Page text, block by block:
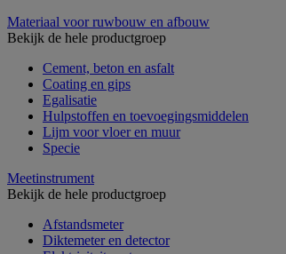
Materiaal voor ruwbouw en afbouw
Bekijk de hele productgroep
Cement, beton en asfalt
Coating en gips
Egalisatie
Hulpstoffen en toevoegingsmiddelen
Lijm voor vloer en muur
Specie
Meetinstrument
Bekijk de hele productgroep
Afstandsmeter
Diktemeter en detector